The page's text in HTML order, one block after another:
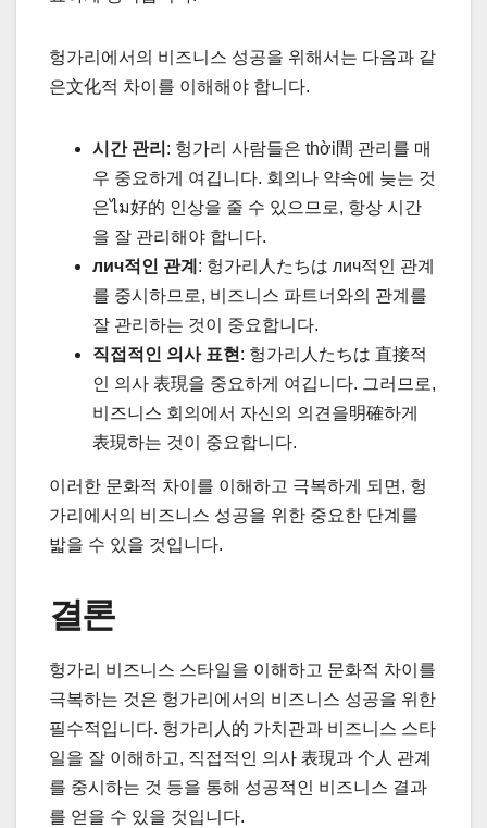
헝가리에서의 비즈니스 성공을 위해서는 다음과 같
은文化적 차이를 이해해야 합니다.
시간 관리 : 헝가리 사람들은 thời間 관리를 매
우 중요하게 여깁니다. 회의나 약속에 늦는 것
은ไม好的 인상을 줄 수 있으므로, 항상 시간
을 잘 관리해야 합니다.
лич적인 관계 : 헝가리人たちは лич적인 관계
를 중시하므로, 비즈니스 파트너와의 관계를
잘 관리하는 것이 중요합니다.
직접적인 의사 표현 : 헝가리人たちは 直接적
인 의사 表現을 중요하게 여깁니다. 그러므로,
비즈니스 회의에서 자신의 의견을明確하게
表現하는 것이 중요합니다.
이러한 문화적 차이를 이해하고 극복하게 되면, 헝
가리에서의 비즈니스 성공을 위한 중요한 단계를
밟을 수 있을 것입니다.
결론
헝가리 비즈니스 스타일을 이해하고 문화적 차이를
극복하는 것은 헝가리에서의 비즈니스 성공을 위한
필수적입니다. 헝가리人的 가치관과 비즈니스 스타
일을 잘 이해하고, 직접적인 의사 表現과 个人 관계
를 중시하는 것 등을 통해 성공적인 비즈니스 결과
를 얻을 수 있을 것입니다.